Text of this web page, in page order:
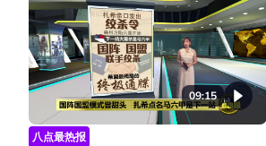
09:15
八点最热报